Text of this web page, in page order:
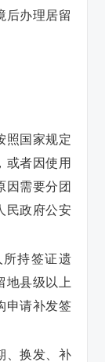
后办理居留
照国家规定
或者因使用
因需要分团
民政府公安
持签证遗
地县级以上
申请补发签
、换发、补